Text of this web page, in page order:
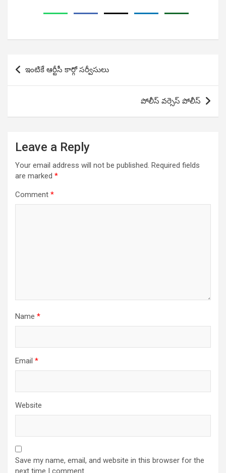
Post
navigation
ఇంటికే ఆర్టీసీ కార్గో సర్వీసులు
పోలీస్ వర్సెస్ పోలీస్
Leave a Reply
Your email address will not be published. Required fields
are marked *
Comment *
Name *
Email *
Website
Save my name, email, and website in this browser for the
next time I comment.